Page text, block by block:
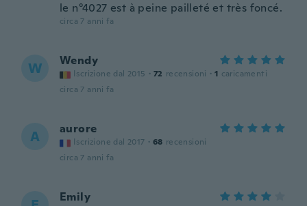
le n°4027 est à peine pailleté et très foncé.
circa 7 anni fa
W Wendy
Iscrizione dal 2015 · 72 recensioni · 1 caricamenti
circa 7 anni fa
A aurore
Iscrizione dal 2017 · 68 recensioni
circa 7 anni fa
Emily